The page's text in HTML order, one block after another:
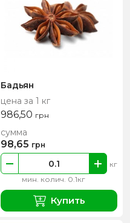
Бадьян
цена за 1 кг
986,50 грн
мин. колич. 0.1кг
кг
сумма
98,65 грн
Купить